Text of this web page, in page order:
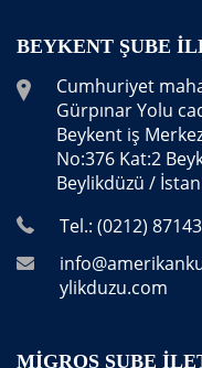
BEYKENT ŞUBE
Cumhuriyet
Gürpınar Yolu
Beykent iş
No:376 Kat:2
Beylikdüzü /
Tel.: (0212)
ylikduzu.com
MIGROS ŞUBE